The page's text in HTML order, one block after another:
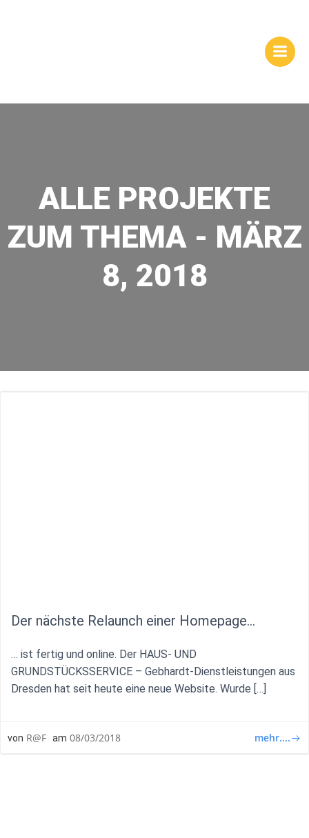
HOMEPAGEGESTALTUNG
ALLE PROJEKTE
ZUM THEMA - MÄRZ
8, 2018
Der nächste Relaunch einer Homepage…
… ist fertig und online. Der HAUS- UND
GRUNDSTÜCKSSERVICE – Gebhardt-Dienstleistungen aus
Dresden hat seit heute eine neue Website. Wurde […]
von R@F am 08/03/2018 mehr....